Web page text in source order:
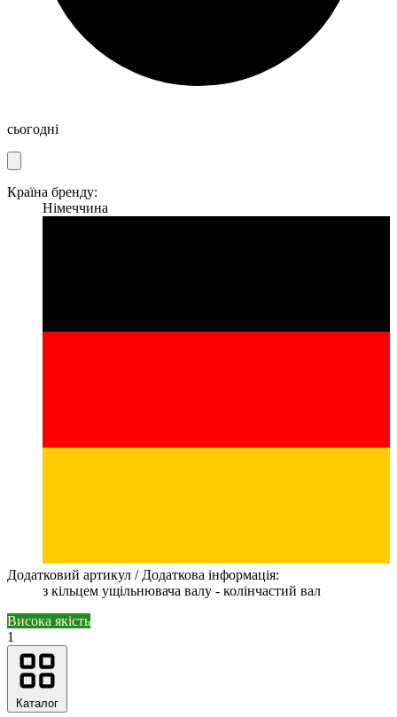
сьогодні
Країна бренду:
Німеччина
Додатковий артикул / Додаткова інформація:
з кільцем ущільнювача валу - колінчастий вал
Висока якість
1
Каталог